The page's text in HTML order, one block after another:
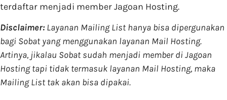
terdaftar menjadi member Jagoan Hosting.
Disclaimer: Layanan Mailing List hanya bisa dipergunakan
bagi Sobat yang menggunakan layanan Mail Hosting.
Artinya, jikalau Sobat sudah menjadi member di Jagoan
Hosting tapi tidak termasuk layanan Mail Hosting, maka
Mailing List tak akan bisa dipakai.